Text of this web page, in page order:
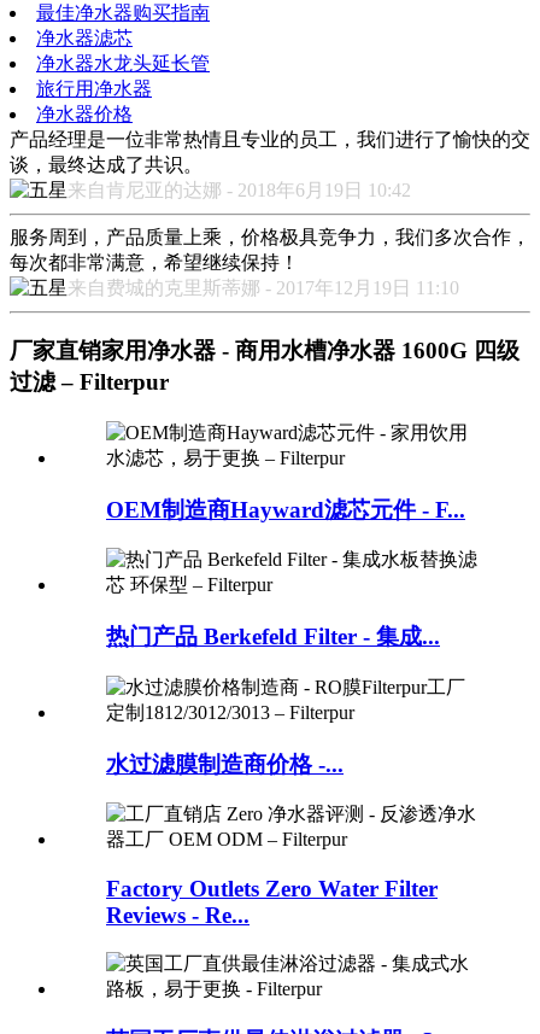
最佳净水器购买指南
净水器滤芯
净水器水龙头延长管
旅行用净水器
净水器价格
产品经理是一位非常热情且专业的员工，我们进行了愉快的交
谈，最终达成了共识。
来自肯尼亚的达娜 - 2018年6月19日 10:42
服务周到，产品质量上乘，价格极具竞争力，我们多次合作，
每次都非常满意，希望继续保持！
来自费城的克里斯蒂娜 - 2017年12月19日 11:10
厂家直销家用净水器 - 商用水槽净水器 1600G 四级
过滤 – Filterpur
OEM制造商Hayward滤芯元件 - F...
热门产品 Berkefeld Filter - 集成...
水过滤膜制造商价格 -...
Factory Outlets Zero Water Filter
Reviews - Re...